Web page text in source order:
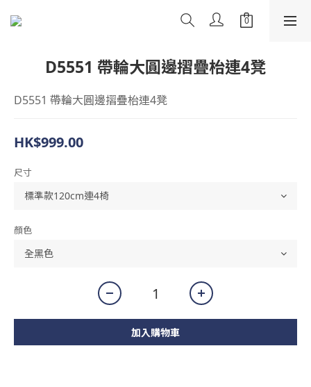
D5551 帶輪大圓邊摺疊枱連4凳
D5551 帶輪大圓邊摺疊枱連4凳
HK$999.00
尺寸
顏色
加入購物車